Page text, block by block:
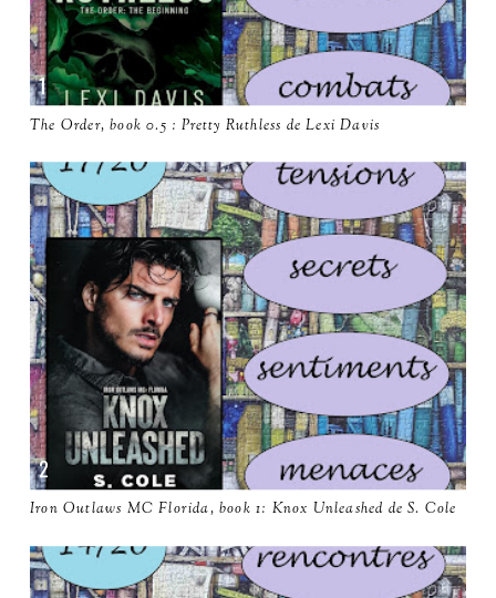
The Order, book 0.5 : Pretty Ruthless de Lexi Davis
Iron Outlaws MC Florida, book 1: Knox Unleashed de S. Cole